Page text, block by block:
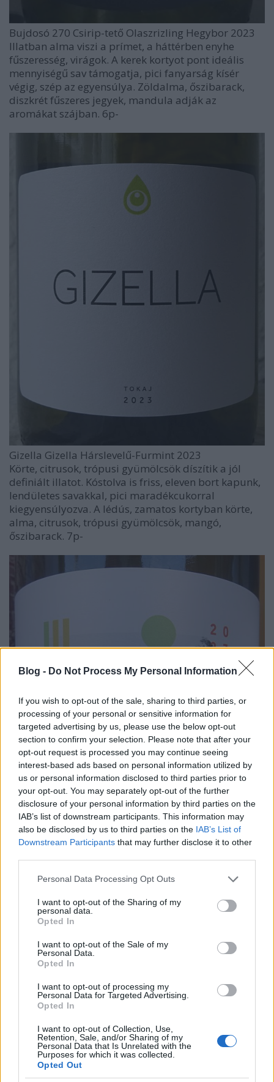
Blog - Do Not Process My Personal Information
If you wish to opt-out of the sale, sharing to third parties, or
processing of your personal or sensitive information for
targeted advertising by us, please use the below opt-out
section to confirm your selection. Please note that after your
opt-out request is processed you may continue seeing
interest-based ads based on personal information utilized by
us or personal information disclosed to third parties prior to
your opt-out. You may separately opt-out of the further
disclosure of your personal information by third parties on the
IAB’s list of downstream participants. This information may
also be disclosed by us to third parties on the IAB’s List of
Downstream Participants that may further disclose it to other
Please note that this website/app uses one or more Google
not limited to your visit or usage behaviour. You may click to
grant or deny consent to Google and its third-party tags to
use your data for below specified purposes in below Google
consent section.
Personal Data Processing Opt Outs
I want to opt-out of the Sharing of my
personal data.
Opted In
I want to opt-out of the Sale of my
Personal Data.
Opted In
I want to opt-out of processing my
Personal Data for Targeted Advertising.
Opted In
I want to opt-out of Collection, Use,
Retention, Sale, and/or Sharing of my
Personal Data that Is Unrelated with the
Purposes for which it was collected.
Opted Out
Bujdosó 270 Csirip-tető Olaszrizling Hegybor 2023
Illatban alma viszi a prímet, a háttérben enyhe
fűszeresség, virágok. A kerek kortyot pont ideális
mennyiségű sav támogatja, pici fanyarság kísér
végig, szép az egyensúlya. Zöldalma, őszibarack,
diszkrét fűszeres jegyek, mandula adják az
aromákat szájban. 6p-
Gizella Gizella Hárslevelű-Furmint 2023
Körte, citrusok, trópusi gyümölcsök díszítik a jól
definiált illatot. Kóstolva is friss, eleven bort kapunk,
lendületes savakkal, pici maradékcukorral
kiegyensúlyozva. A lédús, zamatos kortyban körte,
alma, citrusok, trópusi gyümölcsök, mangó,
őszibarack. 7p-
Villa Gyetvai Sauvignon Blanc 2023
Fajtajelleges, friss illata zöldalmát, citrusokat,
zöldpaprikát, csalánt idéz. Kóstolva is üde, eleven
bor, pörgős savakkal, közepesnél hosszabban tartó
lecsengéssel. Ízben ugyanazt hozza, amit illatban:
citrusok, zöldalma, zöldpaprika, csipetnyi sóssággal.